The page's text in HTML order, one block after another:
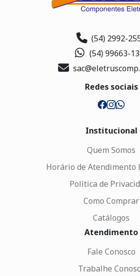
(54) 2992-
(54) 99663-
Redes sociais
Institucional
Quem Somos
Horário de Atendimento
Política de
Como Comprar
Catálogos
Atendimento
Fale Conosco
Trabalhe